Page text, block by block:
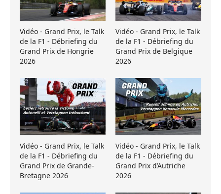
Vidéo - Grand Prix, le Talk
de la F1 - Débriefing du
Grand Prix de Hongrie
2026
Vidéo - Grand Prix, le Talk
de la F1 - Débriefing du
Grand Prix de Belgique
2026
Vidéo - Grand Prix, le Talk
de la F1 - Débriefing du
Grand Prix de Grande-
Bretagne 2026
Vidéo - Grand Prix, le Talk
de la F1 - Débriefing du
Grand Prix d’Autriche
2026